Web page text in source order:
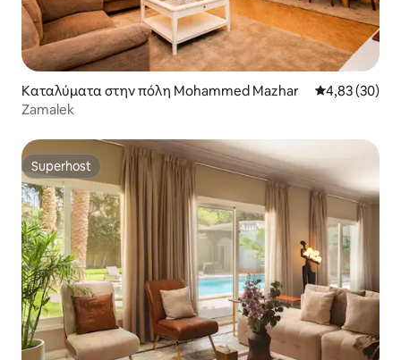
Καταλύματα στην πόλη Mohammed Mazhar Μέση
4,83 (30)
Zamalek
Superhost
Superhost